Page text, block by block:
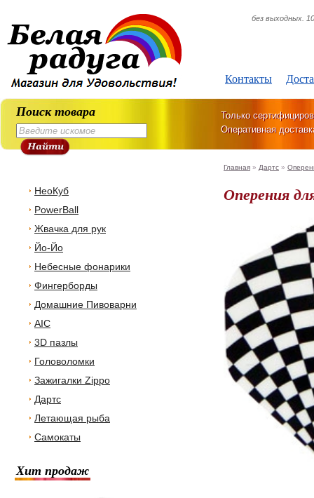
Контакты
без выходных.
Поиск товара
Только
Оперативная
НеоКуб
PowerBall
Жвачка для рук
Йо-Йо
Небесные фонарики
Фингерборды
Домашние Пивоварни
AIC
3D пазлы
Головоломки
Зажигалки Zippo
Дартс
Летающая рыба
Самокаты
Хит продаж
Главная » Дартс »
Оперения